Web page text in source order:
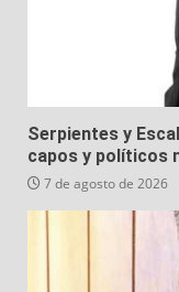
Serpientes y
capos y políticos
7 de agosto de 2026